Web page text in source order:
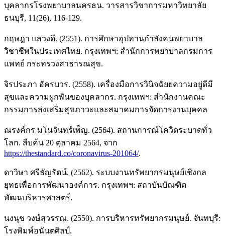
บุคลากรโรงพยาบาลนครธน. วารสารวิชาการมหาวิทยาลัย
ธนบุรี, 11(26), 116-129.
กฤษฎา แสวงดี. (2551). การศึกษาอุปทานกำลังคนพยาบาล
วิชาชีพในประเทศไทย. กรุงเทพฯ: สำนักการพยาบาลกรมการ
แพทย์ กระทรวงสาธารณสุข.
จิรประภา อัครบวร. (2558). เครื่องมือการวินิจฉัยยความอยู่ดีมี
สุขและความผูกพันของบุคลากร. กรุงเทพฯ: สำนักงานคณะ
กรรมการส่งเสริมสุขภาวะและสมาคมการจัดการงานบุคคล
ณรงค์กร มโนจันทร์เพ็ญ. (2564). สถานการณ์โควิดระบาดทั่ว
โลก. สืบค้น 20 ตุลาคม 2564, จาก
https://thestandard.co/coronavirus-201064/.
ดาวิษา ศรีธัญรัตน์. (2562). ระบบงานทรัพยากรมนุษย์เชิงกล
ยุทธเพื่อการพัฒนาองค์การ. กรุงเทพฯ: สถาบันบัณฑิต
พัฒนบริหารศาสตร์.
นงนุช วงษ์สุวรรณ. (2550). การบริหารทรัพยากรมนุษย์. จันทบุรี:
โรงพิมพ์อนันตศิลป์.